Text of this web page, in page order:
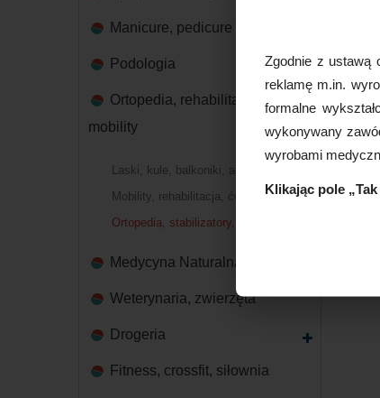
Manicure, pedicure
Podologia
Ortopedia, rehabilitacja,
mobility
Laski, kule, balkoniki, akcesoria
Mobility, rehabilitacja, ćwiczenia
Ortopedia, stabilizatory, ortezy
Medycyna Naturalna
Weterynaria, zwierzęta
Drogeria
Fitness, crossfit, siłownia
Zgodnie z ustawą
reklamę m.in.
formalne
wykonywany
wyrobami
Klikając pole